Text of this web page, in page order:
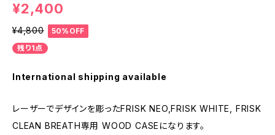
¥2,400
¥4,800
50%OFF
残り1点
International shipping available
レーザーでデザインを彫ったFRISK NEO,FRISK WHITE, FRISK
CLEAN BREATH専用 WOOD CASEになります。